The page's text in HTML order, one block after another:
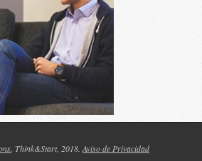
, Think&Start, 2018.Aviso de Privacidad